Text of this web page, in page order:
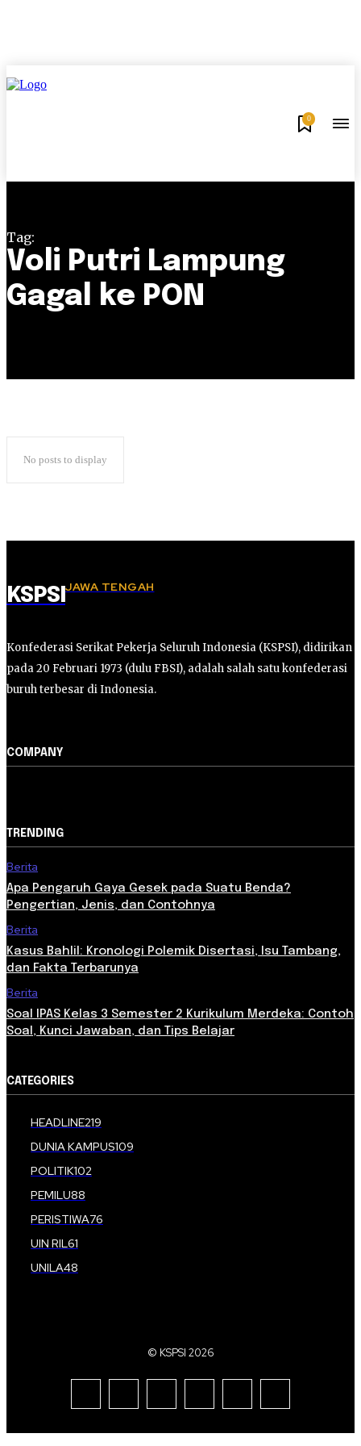
0
Tag:
Voli Putri Lampung
Gagal ke PON
No posts to display
KSPSI JAWA TENGAH
Konfederasi Serikat Pekerja Seluruh Indonesia (KSPSI), didirikan
pada 20 Februari 1973 (dulu FBSI), adalah salah satu konfederasi
buruh terbesar di Indonesia.
COMPANY
TRENDING
Berita
Apa Pengaruh Gaya Gesek pada Suatu Benda?
Pengertian, Jenis, dan Contohnya
Berita
Kasus Bahlil: Kronologi Polemik Disertasi, Isu Tambang,
dan Fakta Terbarunya
Berita
Soal IPAS Kelas 3 Semester 2 Kurikulum Merdeka: Contoh
Soal, Kunci Jawaban, dan Tips Belajar
CATEGORIES
HEADLINE219
DUNIA KAMPUS109
POLITIK102
PEMILU88
PERISTIWA76
UIN RIL 61
UNILA48
© KSPSI 2026